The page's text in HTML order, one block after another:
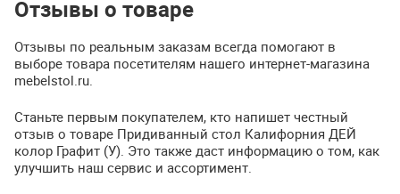
Отзывы о товаре
Отзывы по реальным заказам всегда помогают в
выборе товара посетителям нашего интернет-магазина
mebelstol.ru.
Станьте первым покупателем, кто напишет честный
отзыв о товаре Придиванный стол Калифорния ДЕЙ
колор Графит (У). Это также даст информацию о том, как
улучшить наш сервис и ассортимент.